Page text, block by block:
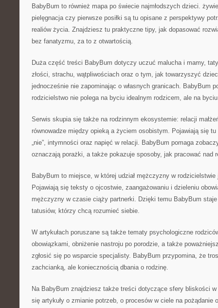
BabyBum to również mapa po świecie najmłodszych dzieci.
pielęgnacja czy pierwsze posiłki są tu opisane z perspektywy
realiów życia. Znajdziesz tu praktyczne tipy, jak dopasować
bez fanatyzmu, za to z otwartością.
Duża część treści BabyBum dotyczy uczuć malucha i mamy,
złości, strachu, wątpliwościach oraz o tym, jak towarzyszyć
jednocześnie nie zapominając o własnych granicach. BabyBum
rodzicielstwo nie polega na byciu idealnym rodzicem, ale na
Serwis skupia się także na rodzinnym ekosystemie: relacji
równowadze między opieką a życiem osobistym. Pojawiają się
„nie”, intymności oraz napięć w relacji. BabyBum pomaga
oznaczają porażki, a także pokazuje sposoby, jak pracować nad
BabyBum to miejsce, w której udział mężczyzny w
Pojawiają się teksty o ojcostwie, zaangażowaniu i dzieleniu
mężczyzny w czasie ciąży partnerki. Dzięki temu BabyBum
tatusiów, którzy chcą rozumieć siebie.
W artykułach poruszane są także tematy psychologiczne
obowiązkami, obniżenie nastroju po porodzie, a także
zgłosić się po wsparcie specjalisty. BabyBum przypomina, że
zachcianką, ale koniecznością dbania o rodzinę.
Na BabyBum znajdziesz także treści dotyczące sfery bliskości
się artykuły o zmianie potrzeb, o procesów w ciele na pożądanie